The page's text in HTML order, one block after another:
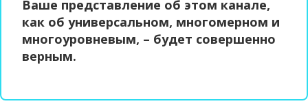
Ваше представление об этом канале,
как об универсальном, многомерном и
многоуровневым, – будет совершенно
верным.